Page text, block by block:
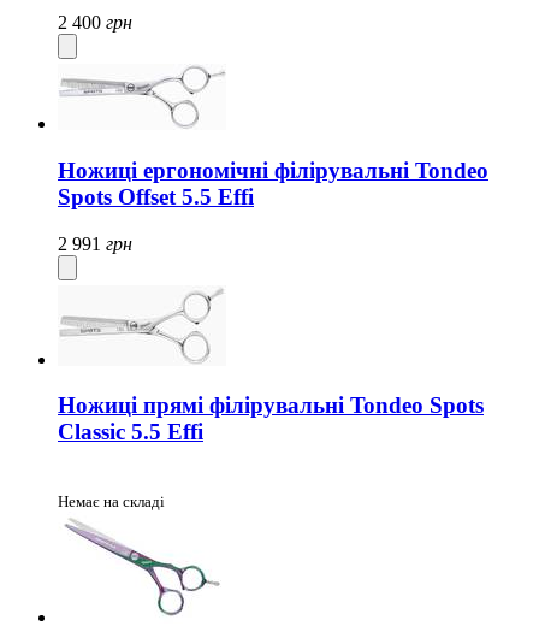
2 400 грн
Ножиці ергономічні філірувальні Tondeo
Spots Offset 5.5 Effi
2 991 грн
Ножиці прямі філірувальні Tondeo Spots
Classic 5.5 Effi
Немає на складі